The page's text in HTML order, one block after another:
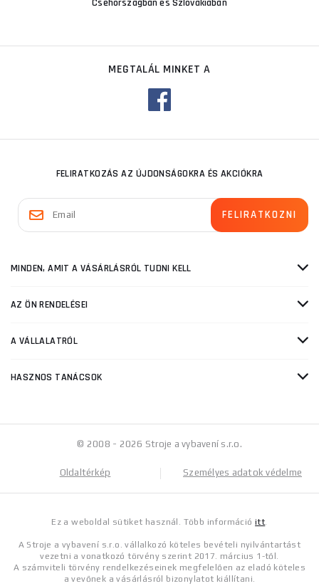
Csehországban és Szlovákiában
MEGTALÁL MINKET A
FELIRATKOZÁS AZ ÚJDONSÁGOKRA ÉS AKCIÓKRA
MINDEN, AMIT A VÁSÁRLÁSRÓL TUDNI KELL
AZ ÖN RENDELÉSEI
A VÁLLALATRÓL
HASZNOS TANÁCSOK
© 2008 - 2026 Stroje a vybavení s.r.o.
Oldaltérkép Személyes adatok védelme
Ez a weboldal sütiket használ. Több információitt.
A Stroje a vybavení s.r.o. vállalkozó köteles bevételi nyilvántartást
vezetni a vonatkozó törvény szerint 2017. március 1-től.
A számviteli törvény rendelkezéseinek megfelelően az eladó köteles
a vevőnek a vásárlásról bizonylatot kiállítani.